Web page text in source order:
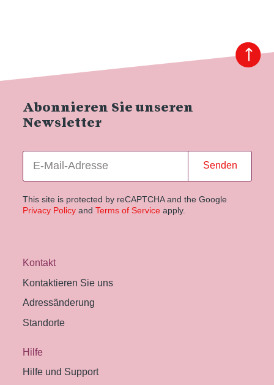
Abonnieren Sie unseren
Newsletter
Senden
This site is protected by reCAPTCHA and the Google
Privacy Policyand Terms of Service apply.
Kontakt
Kontaktieren Sie uns
Adressänderung
Standorte
Hilfe
Hilfe und Support